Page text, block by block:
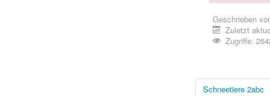
Geschrieben
Zuletzt
Zugriffe:
Schneetiere 2abc